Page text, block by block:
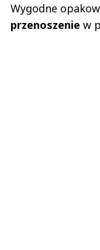
Wygodne
przenoszenie w